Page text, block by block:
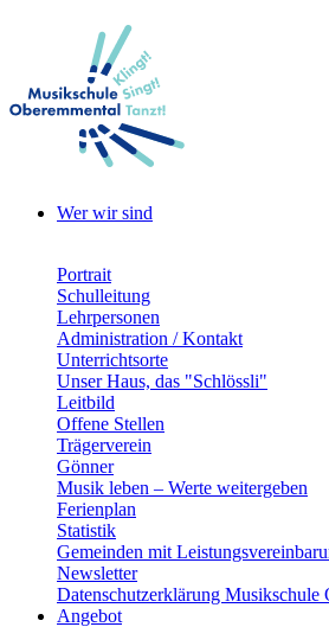
Wer wir sind
Portrait
Schulleitung
Lehrpersonen
Administration / Kontakt
Unterrichtsorte
Unser Haus, das "Schlössli"
Leitbild
Offene Stellen
Trägerverein
Gönner
Musik leben – Werte weitergeben
Ferienplan
Statistik
Gemeinden mit
Newsletter
Datenschutzerklärung Musikschule
Angebot